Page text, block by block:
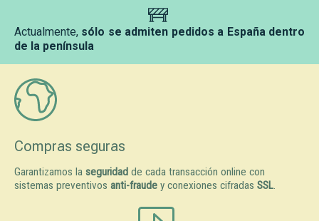
Actualmente, sólo se admiten pedidos a España dentro
de la península
Compras seguras
Garantizamos la seguridad de cada transacción online con
sistemas preventivos anti-fraude y conexiones cifradas SSL.